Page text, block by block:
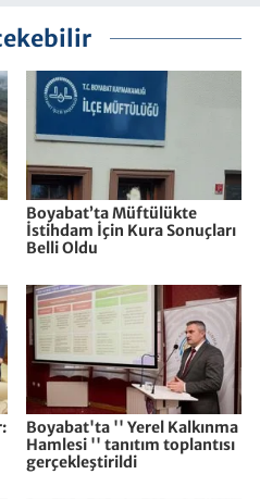
Boyabat’ta Müftülükte
İstihdam İçin Kura Sonuçları
Belli Oldu
Boyabat'ta '' Yerel Kalkınma
Hamlesi '' tanıtım toplantısı
gerçekleştirildi